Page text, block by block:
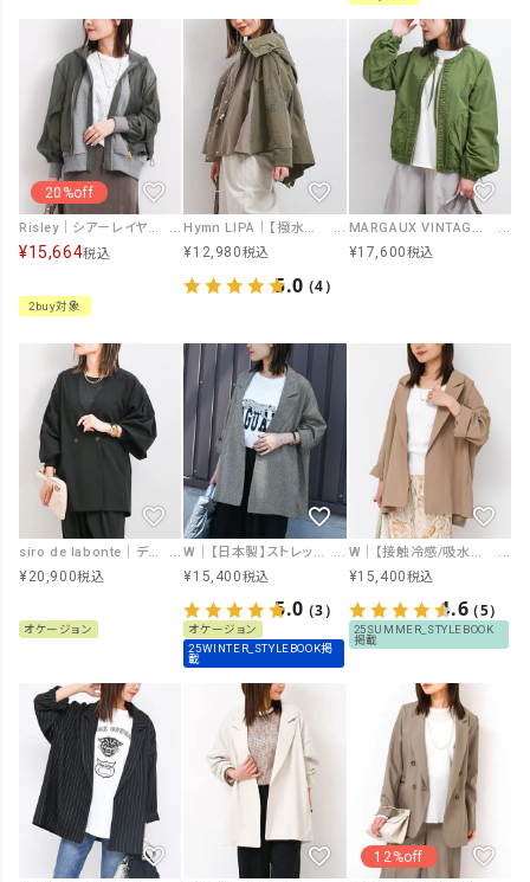
20%off
Risley｜シアーレイヤードブルゾン [[R2601-SRB930]][F]
¥15,664税込
2buy対象
Hymn LIPA｜【撥水加工】ポンチョ風マウンテンパーカー [[IZK25107]][F]
¥12,980税込
5.0（4）
MARGAUX VINTAGE｜撥水ナイロンノーカラーブルゾン [[MG JK-26013-S]][F]
¥17,600税込
siro de labonte｜デザインジャケット [[R543303]][F]
¥20,900税込
オケージョン
W｜【日本製】ストレッチツイルイージーケアオーバージャケット [[25AW-JK0035]][F]
¥15,400税込
5.0（3）
オケージョン
25WINTER_STYLEBOOK掲
載
W｜【接触冷感/吸水速乾】オーバージャケット [[オケ 25SS-JK0034]][F]
¥15,400税込
4.6（5）
25SUMMER_STYLEBOOK
掲載
12%off